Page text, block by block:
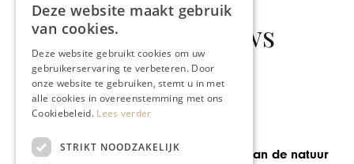
Gerelateerd nieuws
Met de kracht van de natuur
Deze website maakt gebruik
van cookies.
Deze website gebruikt cookies om uw
gebruikerservaring te verbeteren. Door
onze website te gebruiken, stemt u in met
alle cookies in overeenstemming met ons
Cookiebeleid. Lees verder
STRIKT NOODZAKELIJK